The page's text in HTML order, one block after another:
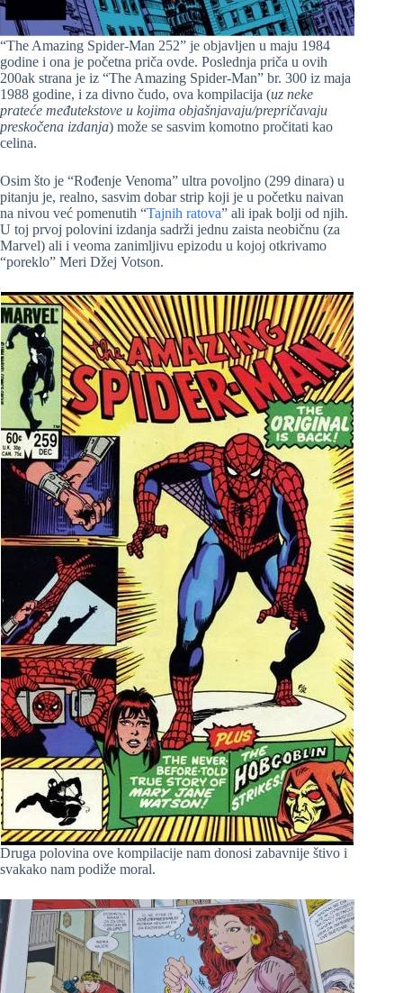
“The Amazing Spider-Man 252” je objavljen u maju 1984
godine i ona je početna priča ovde. Poslednja priča u ovih
200ak strana je iz “The Amazing Spider-Man” br. 300 iz maja
1988 godine, i za divno čudo, ova kompilacija (uz neke
prateće međutekstove u kojima objašnjavaju/prepričavaju
preskočena izdanja) može se sasvim komotno pročitati kao
celina.
Osim što je “Rođenje Venoma” ultra povoljno (299 dinara) u
pitanju je, realno, sasvim dobar strip koji je u početku naivan
na nivou već pomenutih “Tajnih ratova” ali ipak bolji od njih.
U toj prvoj polovini izdanja sadrži jednu zaista neobičnu (za
Marvel) ali i veoma zanimljivu epizodu u kojoj otkrivamo
“poreklo” Meri Džej Votson.
Druga polovina ove kompilacije nam donosi zabavnije štivo i
svakako nam podiže moral.